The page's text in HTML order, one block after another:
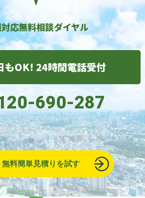
応無料相談ダイヤル
もOK! 24時間電話受付
690-287
無料簡単見積りを試す